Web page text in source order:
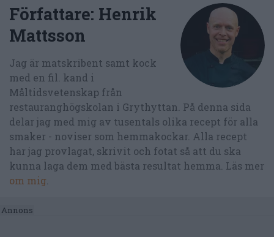
Författare: Henrik
Mattsson
Jag är matskribent samt kock
med en fil. kand i
Måltidsvetenskap från
restauranghögskolan i Grythyttan. På denna sida
delar jag med mig av tusentals olika recept för alla
smaker - noviser som hemmakockar. Alla recept
har jag provlagat, skrivit och fotat så att du ska
kunna laga dem med bästa resultat hemma. Läs mer
om mig